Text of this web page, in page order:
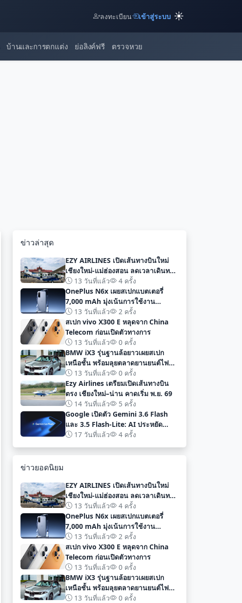
ลงทะเบียน เข้าสู่ระบบ ☀️
บ้านและการตกแต่ง ย่อลิงค์ฟรี ตรวจหวย
ข่าวล่าสุด
EZY AIRLINES เปิดเส้นทางบินใหม่
เชียงใหม่-แม่ฮ่องสอน ลดเวลาเดินทาง
เหลือเพียง 40 นาที
13 วันที่แล้ว
4 ครั้ง
OnePlus N6x เผยสเปกแบตเตอรี่
7,000 mAh มุ่งเน้นการใช้งาน
ยาวนานก่อนเปิดตัวอย่างเป็นทางการ
13 วันที่แล้ว
2 ครั้ง
สเปก vivo X300 E หลุดจาก China
Telecom ก่อนเปิดตัวทางการ
13 วันที่แล้ว
0 ครั้ง
BMW iX3 รุ่นฐานล้อยาวเผยสเปก
เหนือชั้น พร้อมลุยตลาดยานยนต์ไฟฟ้า
จีนด้วยระยะทาง 919 กม
13 วันที่แล้ว
0 ครั้ง
Ezy Airlines เตรียมเปิดเส้นทางบิน
ตรง เชียงใหม่–น่าน คาดเริ่ม พ.ย. 69
14 วันที่แล้ว
5 ครั้ง
Google เปิดตัว Gemini 3.6 Flash
และ 3.5 Flash-Lite: AI ประหยัด
ต้นทุน ประสิทธิภาพสูง สำหรับนัก
17 วันที่แล้ว 4 ครั้ง
ข่าวยอดนิยม
EZY AIRLINES เปิดเส้นทางบินใหม่
เชียงใหม่-แม่ฮ่องสอน ลดเวลาเดินทาง
เหลือเพียง 40 นาที
13 วันที่แล้ว
4 ครั้ง
OnePlus N6x เผยสเปกแบตเตอรี่
7,000 mAh มุ่งเน้นการใช้งาน
ยาวนานก่อนเปิดตัวอย่างเป็นทางการ
13 วันที่แล้ว
2 ครั้ง
สเปก vivo X300 E หลุดจาก China
Telecom ก่อนเปิดตัวทางการ
13 วันที่แล้ว
0 ครั้ง
BMW iX3 รุ่นฐานล้อยาวเผยสเปก
เหนือชั้น พร้อมลุยตลาดยานยนต์ไฟฟ้า
จีนด้วยระยะทาง 919 กม
13 วันที่แล้ว 0 ครั้ง